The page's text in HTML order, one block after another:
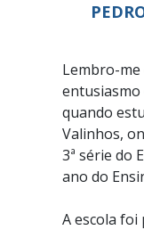
Lembro-
quando
Valinhos,
3ª série do
ano do
A escola